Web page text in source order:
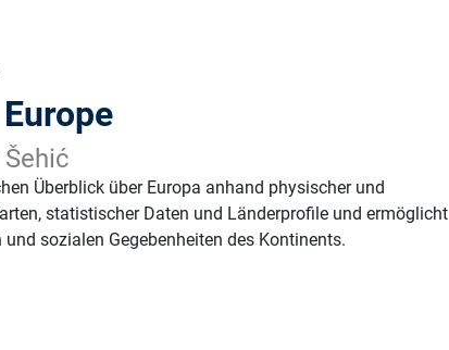
Überblick über Europa anhand physischer und
statistischer Daten und Länderprofile und ermöglicht
sozialen Gegebenheiten des Kontinents.